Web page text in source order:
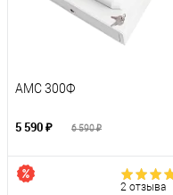
АМС 300Ф
5 590 ₽ 6 590 ₽
2 отзыва